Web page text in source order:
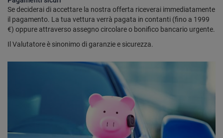
Se deciderai di accettare la nostra offerta riceverai immediatamente
il pagamento. La tua vettura verrà pagata in contanti (fino a 1999
€) oppure attraverso assegno circolare o bonifico bancario urgente.
Il Valutatore è sinonimo di garanzie e sicurezza.